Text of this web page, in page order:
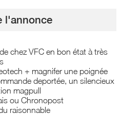
l'annonce
chez VFC en bon état à très
+ magnifer une poignée
deportée, un silencieux
magpull
ou Chronopost
raisonnable